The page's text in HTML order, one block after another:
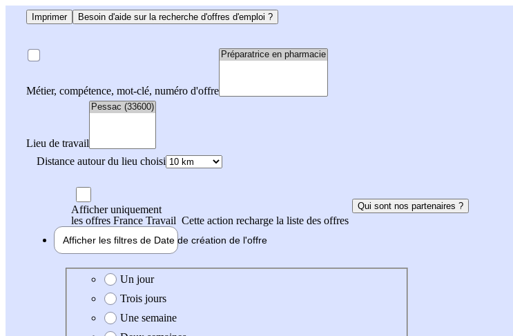
Imprimer Besoin d'aide sur la recherche d'offres d'emploi ?
Métier, compétence, mot-clé, numéro d'offre
Lieu de travail
Distance autour du lieu choisi
Afficher uniquement
les offres France Travail Cette action recharge la liste des offres
Qui sont nos partenaires ?
Afficher les filtres de Date de création de l'offre
Date de création de l'offre
Un jour
Trois jours
Une semaine